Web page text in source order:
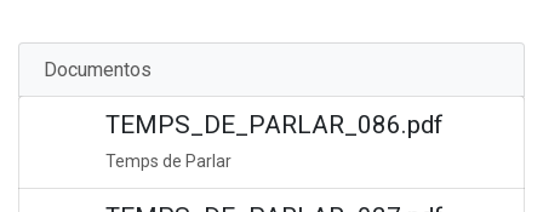
Documentos
TEMPS_DE_PARLAR_086.pdf
Temps de Parlar